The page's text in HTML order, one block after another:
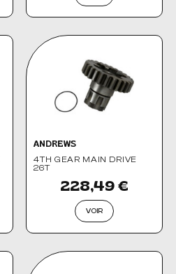
ANDREWS
4TH GEAR MAIN DRIVE
26T
228,49 €
VOIR